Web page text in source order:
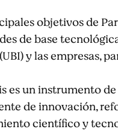
objetivos de
de base
y las empresas,
es un instrumento
de innovación,
científico y